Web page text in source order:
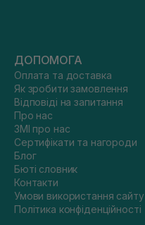
ДОПОМОГА
Оплата та доставка
Як зробити замовлення
Відповіді на запитання
Про нас
ЗМІ про нас
Сертифікати та нагороди
Блог
Бюті словник
Контакти
Умови використання сайту
Політика конфіденційності